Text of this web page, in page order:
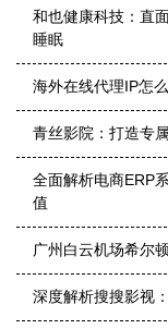
和也健康科技：直
睡眠
海外在线代理IP怎
青丝影院：打造专
全面解析电商ERP
值
广州白云机场希尔
深度解析搜搜影视